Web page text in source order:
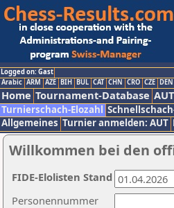
Logged on: Gast
Arabic ARM AZE BIH BUL CAT CHN CRO CZE DEN
Home Tournament-Database
Turnierschach-Elozahl
Allgemeines Turnier anmelden: AUT
Willkommen bei den
Personennummer
FIDE-Elolisten Stand